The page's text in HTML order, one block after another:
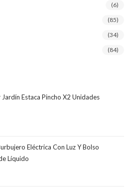
(6)
(85)
(34)
(84)
Jardín Estaca Pincho X2 Unidades
Eléctrica Con Luz Y Bolso
Líquido